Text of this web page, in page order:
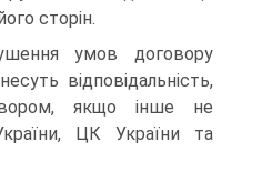
сторін.
умов договору
відповідальність,
якщо інше не
ЦК України та